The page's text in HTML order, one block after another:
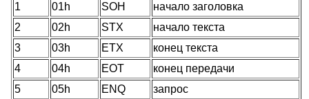
1
01h SOH
начало заголовка
2
02h STX
начало текста
3
03h ETX
конец текста
4
04h EOT
конец передачи
5
05h ENQ
запрос